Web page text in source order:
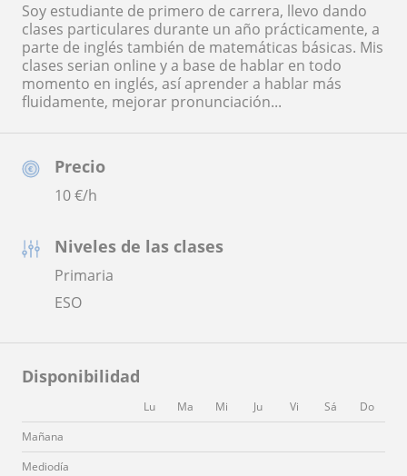
Precio
10€/h
Niveles de las clases
Primaria
ESO
Disponibilidad
Lu Ma Mi Ju Vi Sá
Do
Mañana
Mediodía
Soy estudiante de primero de carrera, llevo dando
clases particulares durante un año prácticamente, a
parte de inglés también de matemáticas básicas. Mis
clases serian online y a base de hablar en todo
momento en inglés, así aprender a hablar más
fluidamente, mejorar pronunciación...